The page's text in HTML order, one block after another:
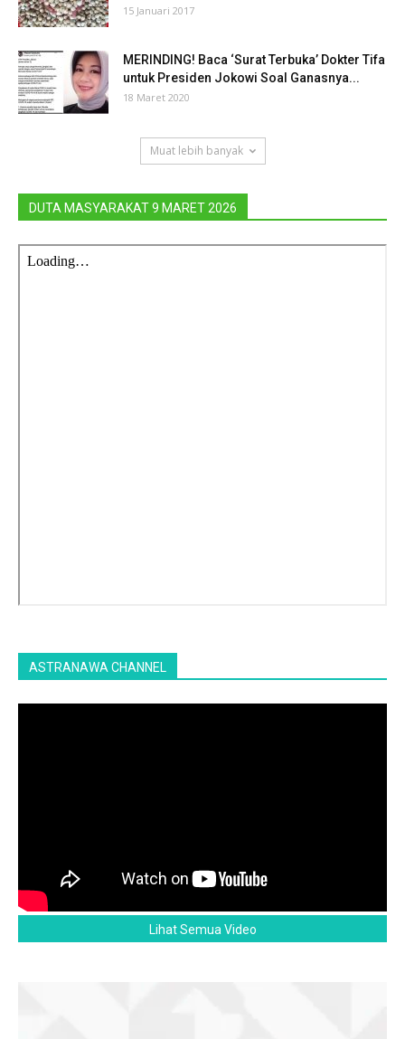
15 Januari 2017
MERINDING! Baca ‘Surat Terbuka’ Dokter Tifa
untuk Presiden Jokowi Soal Ganasnya...
18 Maret 2020
Muat lebih banyak
DUTA MASYARAKAT 9 MARET 2026
ASTRANAWA CHANNEL
Lihat Semua Video